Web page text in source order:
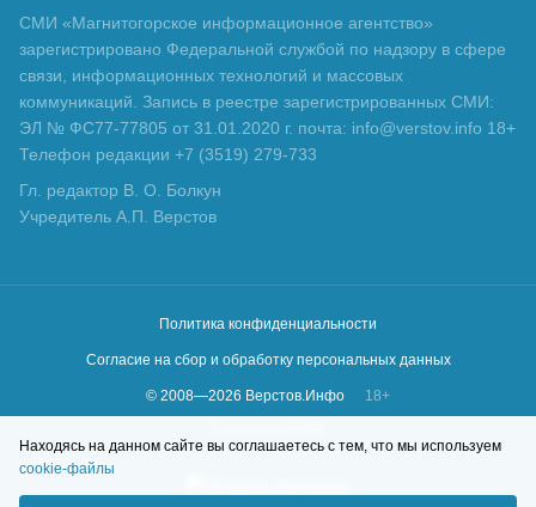
СМИ «Магнитогорское информационное агентство»
зарегистрировано Федеральной службой по надзору в сфере
связи, информационных технологий и массовых
коммуникаций. Запись в реестре зарегистрированных СМИ:
ЭЛ № ФС77-77805 от 31.01.2020 г. почта: info@verstov.info 18+
Телефон редакции +7 (3519) 279-733
Гл. редактор В. О. Болкун
Учредитель А.П. Верстов
Политика конфиденциальности
Согласие на сбор и обработку персональных данных
© 2008—2026 Верстов.Инфо
18+
Находясь на данном сайте вы соглашаетесь с тем, что мы используем
cookie-файлы